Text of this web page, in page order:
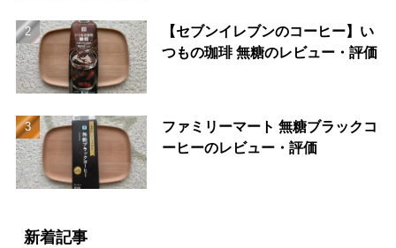
【セブンイレブンのコーヒー】い
つもの珈琲 無糖のレビュー・評価
ファミリーマート 無糖ブラックコ
ーヒーのレビュー・評価
新着記事